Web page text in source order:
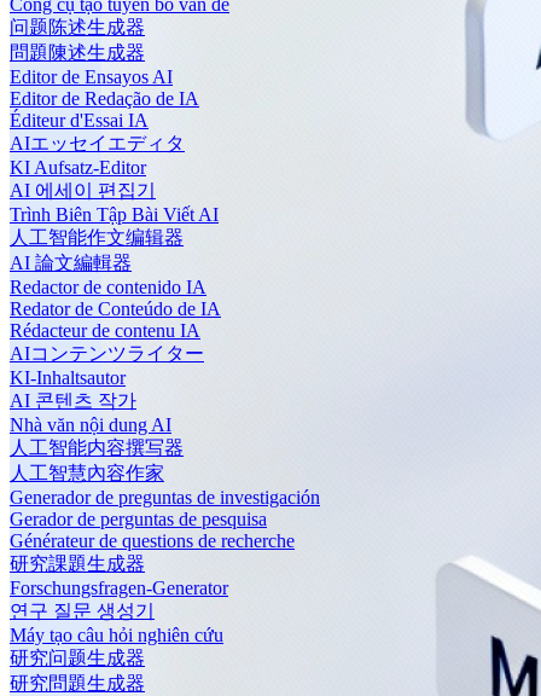
Công cụ tạo tuyên bố vấn đề
问题陈述生成器
問題陳述生成器
Editor de Ensayos AI
Editor de Redação de IA
Éditeur d'Essai IA
AIエッセイエディタ
KI Aufsatz-Editor
AI 에세이 편집기
Trình Biên Tập Bài Viết AI
人工智能作文编辑器
AI 論文編輯器
Redactor de contenido IA
Redator de Conteúdo de IA
Rédacteur de contenu IA
AIコンテンツライター
KI-Inhaltsautor
AI 콘텐츠 작가
Nhà văn nội dung AI
人工智能内容撰写器
人工智慧內容作家
Generador de preguntas de investigación
Gerador de perguntas de pesquisa
Générateur de questions de recherche
研究課題生成器
Forschungsfragen-Generator
연구 질문 생성기
Máy tạo câu hỏi nghiên cứu
研究问题生成器
研究問題生成器